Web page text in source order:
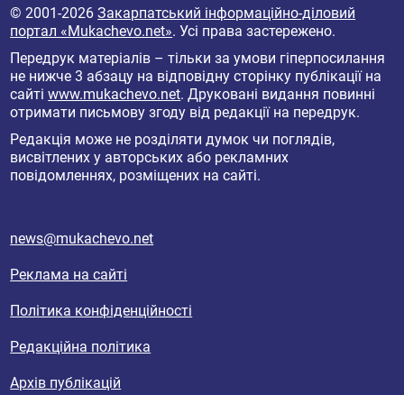
© 2001-2026Закарпатський інформаційно-діловий
портал «Mukachevo.net». Усі права застережено.
Передрук матеріалів – тільки за умови гіперпосилання
не нижче 3 абзацу на відповідну сторінку публікації на
сайтіwww.mukachevo.net. Друковані видання повинні
отримати письмову згоду від редакції на передрук.
Редакція може не розділяти думок чи поглядів,
висвітлених у авторських або рекламних
повідомленнях, розміщених на сайті.
news@mukachevo.net
Реклама на сайті
Політика конфіденційності
Редакційна політика
Архів публікацій